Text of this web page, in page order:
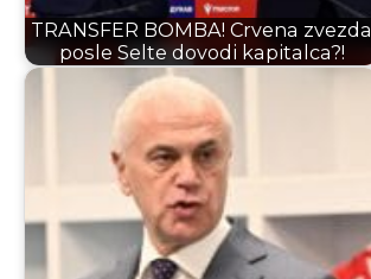
TRANSFER BOMBA! Crvena zvezda
posle Selte dovodi kapitalca?!